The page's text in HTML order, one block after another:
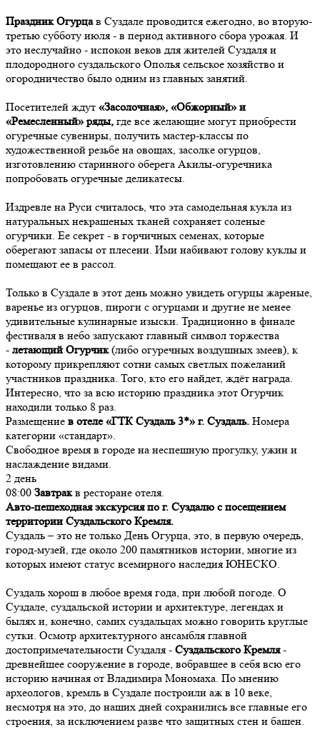
Праздник Огурцав Суздале проводится ежегодно, во вторую-
третью субботу июля - в период активного сбора урожая. И
это неслучайно - испокон веков для жителей Суздаля и
плодородного суздальского Ополья сельское хозяйство и
огородничество было одним из главных занятий.
Посетителей ждут «Засолочная», «Обжорный» и
«Ремесленный» ряды, где все желающие могут приобрести
огуречные сувениры, получить мастер-классы по
художественной резьбе на овощах, засолке огурцов,
изготовлению старинного оберега Акилы-огуречника
попробовать огуречные деликатесы.
Издревле на Руси считалось, что эта самодельная кукла из
натуральных некрашеных тканей сохраняет соленые
огурчики. Ее секрет - в горчичных семенах, которые
оберегают запасы от плесени. Ими набивают голову куклы и
помещают ее в рассол.
Только в Суздале в этот день можно увидеть огурцы жареные,
варенье из огурцов, пироги с огурцами и другие не менее
удивительные кулинарные изыски. Традиционно в финале
фестиваля в небо запускают главный символ торжества
- летающий Огурчик(либо огуречных воздушных змеев), к
которому прикрепляют сотни самых светлых пожеланий
участников праздника. Того, кто его найдет, ждёт награда.
Интересно, что за всю историю праздника этот Огурчик
находили только 8 раз.
Размещение в отеле «ГТК Суздаль 3*» г. Суздаль. Номера
категории «стандарт».
Свободное время в городе на неспешную прогулку, ужин и
наслаждение видами.
2 день
08:00 Завтракв ресторане отеля.
Авто-пешеходная экскурсия по г. Суздалю с посещением
территории Суздальского Кремля.
Суздаль – это не только День Огурца, это, в первую очередь,
город-музей, где около 200 памятников истории, многие из
которых имеют статус всемирного наследия ЮНЕСКО.
Суздаль хорош в любое время года, при любой погоде. О
Суздале, суздальской истории и архитектуре, легендах и
былях и, конечно, самих суздальцах можно говорить круглые
сутки. Осмотр архитектурного ансамбля главной
достопримечательности Суздаля - Суздальского Кремля-
древнейшее сооружение в городе, вобравшее в себя всю его
историю начиная от Владимира Мономаха. По мнению
археологов, кремль в Суздале построили аж в 10 веке,
несмотря на это, до наших дней сохранились все главные его
строения, за исключением разве что защитных стен и башен.